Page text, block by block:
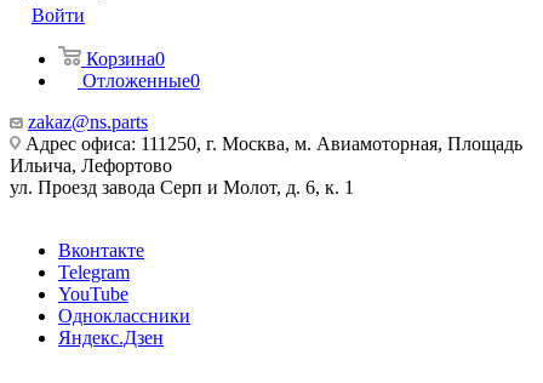
Войти
Корзина0
Отложенные0
zakaz@ns.parts
Адрес офиса: 111250, г. Москва, м. Авиамоторная, Площадь
Ильича, Лефортово
ул. Проезд завода Серп и Молот, д. 6, к. 1
Вконтакте
Telegram
YouTube
Одноклассники
Яндекс.Дзен